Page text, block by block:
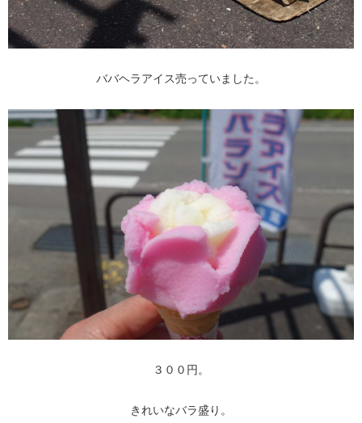
ババヘラアイス売っていました。
３００円。
きれいなバラ盛り。